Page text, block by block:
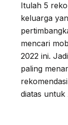
Itulah 5
keluarga
mencari
2022 ini.
paling
diatas untuk